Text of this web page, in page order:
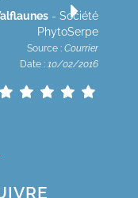
- Société
PhytoSerpe
Source : Courrier
Date : 10/02/2016